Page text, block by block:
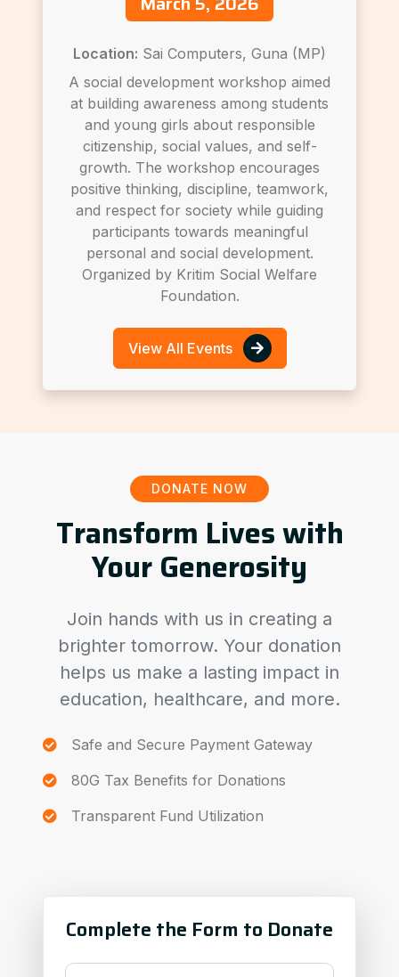
Location: Sai Computers, Guna (MP)
A social development workshop aimed
at building awareness among students
and young girls about responsible
citizenship, social values, and self-
growth. The workshop encourages
positive thinking, discipline, teamwork,
and respect for society while guiding
participants towards meaningful
personal and social development.
Organized by Kritim Social Welfare
Foundation.
View All Events
DONATE NOW
Transform Lives with
Your Generosity
Join hands with us in creating a
brighter tomorrow. Your donation
helps us make a lasting impact in
education, healthcare, and more.
Safe and Secure Payment Gateway
80G Tax Benefits for Donations
Transparent Fund Utilization
Complete the Form to Donate